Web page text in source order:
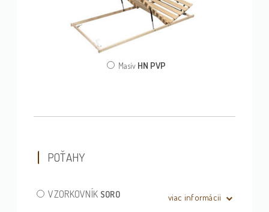
Masív HN PVP
POŤAHY
VZORKOVNÍK SORO viac informácii